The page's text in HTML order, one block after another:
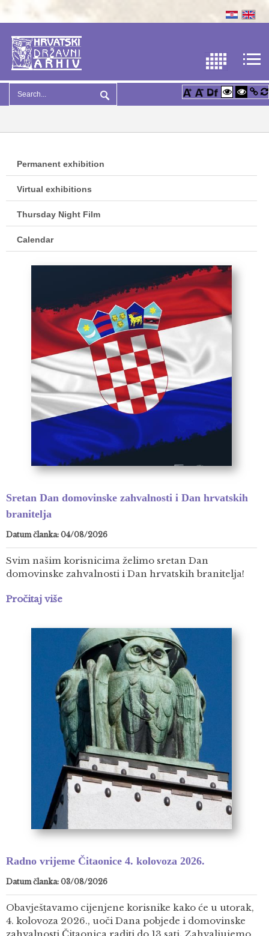
Permanent exhibition
Virtual exhibitions
Thursday Night Film
Calendar
Sretan Dan domovinske zahvalnosti i Dan hrvatskih
branitelja
Datum članka: 04/08/2026
Svim našim korisnicima želimo sretan Dan
domovinske zahvalnosti i Dan hrvatskih branitelja!
Pročitaj više
Radno vrijeme Čitaonice 4. kolovoza 2026.
Datum članka: 03/08/2026
Obavještavamo cijenjene korisnike kako će u utorak,
4. kolovoza 2026., uoči Dana pobjede i domovinske